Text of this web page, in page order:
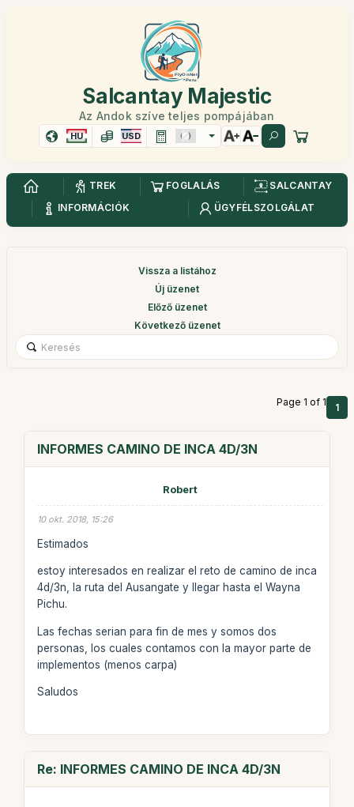
Salcantay Majestic
Az Andok szíve teljes pompájában
HU USD
TREK FOGLALÁS
SALCANTAY
INFORMÁCIÓK
ÜGYFÉLSZOLGÁLAT
Vissza a listához
Új üzenet
Előző üzenet
Következő üzenet
Page 1 of 1 1
INFORMES CAMINO DE INCA 4D/3N
Robert
10 okt. 2018, 15:26
Estimados
estoy interesados en realizar el reto de camino de inca
4d/3n, la ruta del Ausangate y llegar hasta el Wayna
Pichu.
Las fechas serian para fin de mes y somos dos
personas, los cuales contamos con la mayor parte de
implementos (menos carpa)
Saludos
Re: INFORMES CAMINO DE INCA 4D/3N